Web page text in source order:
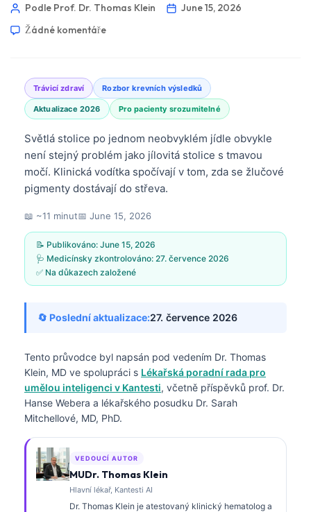
Podle Prof. Dr. Thomas Klein
June 15, 2026
Žádné komentáře
Trávicí zdraví Rozbor krevních výsledků
Aktualizace 2026 Pro pacienty srozumitelné
Světlá stolice po jednom neobvyklém jídle obvykle
není stejný problém jako jílovitá stolice s tmavou
močí. Klinická vodítka spočívají v tom, zda se žlučové
pigmenty dostávají do střeva.
📖 ~11 minut📅 June 15, 2026
📝 Publikováno: June 15, 2026
🩺 Medicínsky zkontrolováno: 27. července 2026
✅ Na důkazech založené
🔄 Poslední aktualizace:27. července 2026
Tento průvodce byl napsán pod vedením Dr. Thomas
Klein, MD ve spolupráci s Lékařská poradní rada pro
umělou inteligenci v Kantesti, včetně příspěvků prof. Dr.
Hanse Webera a lékařského posudku Dr. Sarah
Mitchellové, MD, PhD.
VEDOUCÍ AUTOR
MUDr. Thomas Klein
Hlavní lékař, Kantesti AI
Dr. Thomas Klein je atestovaný klinický hematolog a